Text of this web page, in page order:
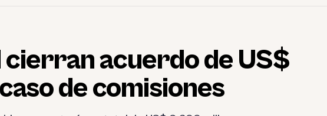
acuerdo de US$
de comisiones